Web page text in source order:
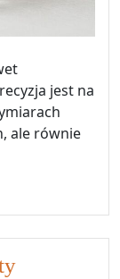
jest na
ale równie